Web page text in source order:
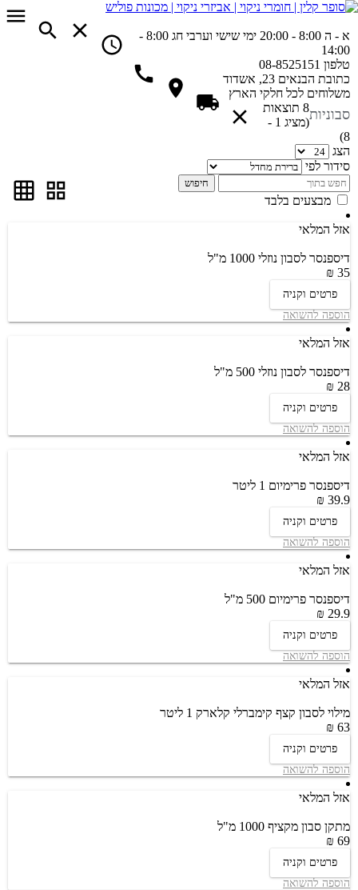
א - ה 8:00 - 20:00
ימי שישי וערבי חג 8:00 -
14:00
טלפון 08-8525151
כתובת הבנאים 23, אשדוד
משלוחים לכל חלקי הארץ
סבוניות
8 תוצאות
(מציג 1 -
8)
הצג
סידור לפי
חיפוש
מבצעים בלבד
אזל המלאי
דיספנסר לסבון נוזלי 1000 מ"ל
35 ₪
פרטים וקניה
הוספה להשואה
אזל המלאי
דיספנסר לסבון נוזלי 500 מ"ל
28 ₪
פרטים וקניה
הוספה להשואה
אזל המלאי
דיספנסר פרימיום 1 ליטר
39.9 ₪
פרטים וקניה
הוספה להשואה
אזל המלאי
דיספנסר פרימיום 500 מ"ל
29.9 ₪
פרטים וקניה
הוספה להשואה
אזל המלאי
מילוי לסבון קצף קימברלי קלארק 1 ליטר
63 ₪
פרטים וקניה
הוספה להשואה
אזל המלאי
מתקן סבון מקציף 1000 מ"ל
69 ₪
פרטים וקניה
הוספה להשואה